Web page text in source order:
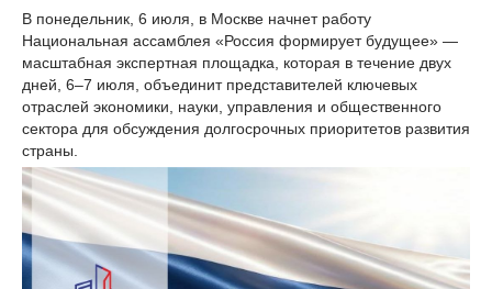
В понедельник, 6 июля, в Москве начнет работу
Национальная ассамблея «Россия формирует будущее» —
масштабная экспертная площадка, которая в течение двух
дней, 6–7 июля, объединит представителей ключевых
отраслей экономики, науки, управления и общественного
сектора для обсуждения долгосрочных приоритетов развития
страны.